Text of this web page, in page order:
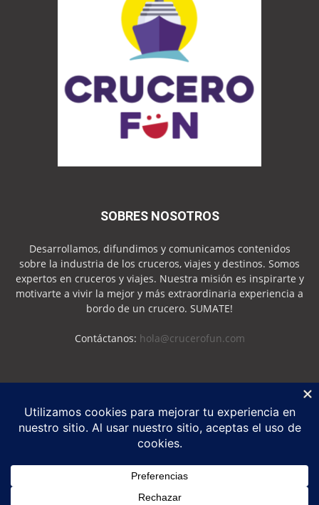
SOBRES NOSOTROS
Desarrollamos, difundimos y comunicamos contenidos
sobre la industria de los cruceros, viajes y destinos. Somos
expertos en cruceros y viajes. Nuestra misión es inspirarte y
motivarte a vivir la mejor y más extraordinaria experiencia a
bordo de un crucero. SUMATE!
Contáctanos: hola@crucerofun.com